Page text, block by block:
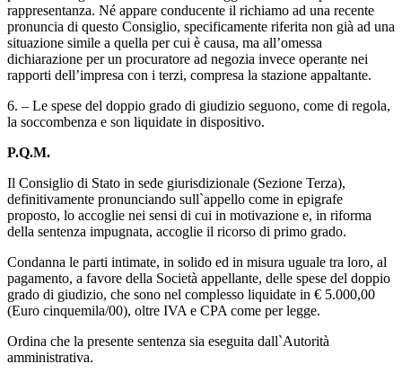
rappresentanza. Né appare conducente il richiamo ad una recente
pronuncia di questo Consiglio, specificamente riferita non già ad una
situazione simile a quella per cui è causa, ma all’omessa
dichiarazione per un procuratore ad negozia invece operante nei
rapporti dell’impresa con i terzi, compresa la stazione appaltante.
6. – Le spese del doppio grado di giudizio seguono, come di regola,
la soccombenza e son liquidate in dispositivo.
P.Q.M.
Il Consiglio di Stato in sede giurisdizionale (Sezione Terza),
definitivamente pronunciando sull`appello come in epigrafe
proposto, lo accoglie nei sensi di cui in motivazione e, in riforma
della sentenza impugnata, accoglie il ricorso di primo grado.
Condanna le parti intimate, in solido ed in misura uguale tra loro, al
pagamento, a favore della Società appellante, delle spese del doppio
grado di giudizio, che sono nel complesso liquidate in € 5.000,00
(Euro cinquemila/00), oltre IVA e CPA come per legge.
Ordina che la presente sentenza sia eseguita dall`Autorità
amministrativa.